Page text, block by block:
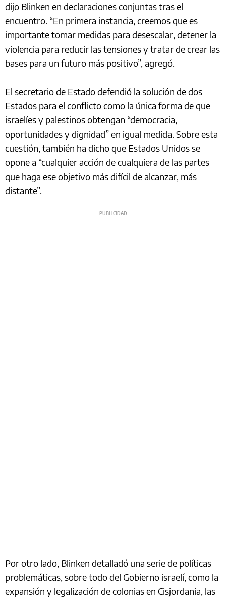
dijo Blinken en declaraciones conjuntas tras el
encuentro. “En primera instancia, creemos que es
importante tomar medidas para desescalar, detener la
violencia para reducir las tensiones y tratar de crear las
bases para un futuro más positivo”, agregó.
El secretario de Estado defendió la solución de dos
Estados para el conflicto como la única forma de que
israelíes y palestinos obtengan “democracia,
oportunidades y dignidad” en igual medida. Sobre esta
cuestión, también ha dicho que Estados Unidos se
opone a “cualquier acción de cualquiera de las partes
que haga ese objetivo más difícil de alcanzar, más
distante”.
Por otro lado, Blinken detalladó una serie de políticas
problemáticas, sobre todo del Gobierno israelí, como la
expansión y legalización de colonias en Cisjordania, las